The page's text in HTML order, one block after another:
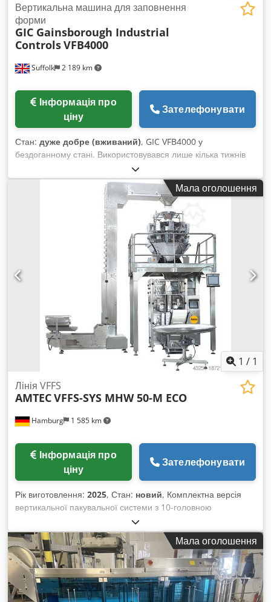
Suffolk 2 189 km
Вертикальна машина для заповнення
форми
GIC Gainsborough Industrial
ControlsVFB4000
ціну
Зателефонувати
Стан: дуже добре (вживаний), GIC VFB4000 у
бездоганному стані. Використовувався лише кілька тижнів
до скасування контракту. Може бути поставлений у складі
лінії з ваговим обладнанням Multipond (також
використовувалося лише кілька тижнів). CodpfxМала оголошення
1 / 1
Hamburg 1 585 km
Лінія VFFS
AMTECVFFS-SYS MHW 50-M ECO
ціну
Зателефонувати
Рік виготовлення: 2025, Стан: новий, Комплектна версія
вертикальної пакувальної системи з 10-головною
мультиголовою вагою (1,3 л/голова), Z-подібним
транспортером, платформою, відвідним стрічковим
транспортером і обертальним накопичувальним столом для
готової, упакованої продукції. Підходить для пакування
нерегулярних сипких продуктів, таких як картопляні чипси,
кукурудзяні пластівці, печиво, горіхи, цукерки, креветки, а
також промислові компоненти та вироби, наприклад гвинти,
Мала оголошення